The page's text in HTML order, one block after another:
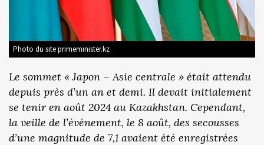
Photo du site primeminister.kz
Le sommet « Japon – Asie centrale » était attendu
depuis près d’un an et demi. Il devait initialement
se tenir en août 2024 au Kazakhstan. Cependant,
la veille de l’événement, le 8 août, des secousses
d’une magnitude de 7,1 avaient été enregistrées